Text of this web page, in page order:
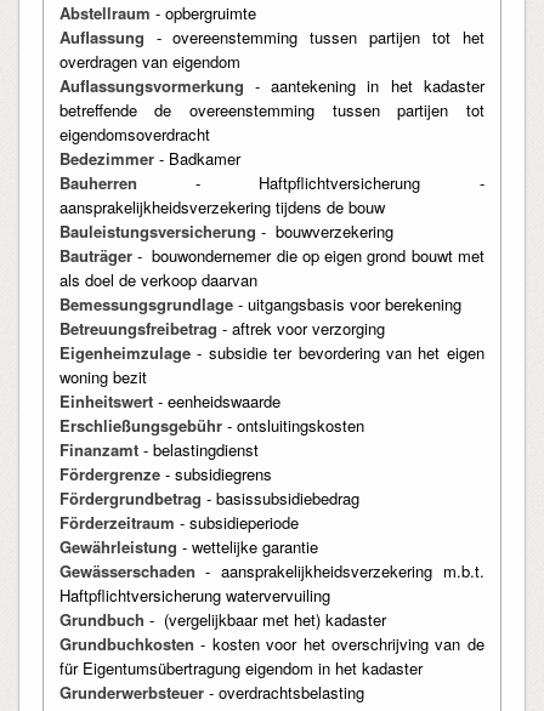
Abstellraum - opbergruimte
Auflassung - overeenstemming tussen partijen tot het
overdragen van eigendom
Auflassungsvormerkung - aantekening in het kadaster
betreffende de overeenstemming tussen partijen tot
eigendomsoverdracht
Bedezimmer- Badkamer
Bauherren - Haftpflichtversicherung -
aansprakelijkheidsverzekering tijdens de bouw
Bauleistungsversicherung - bouwverzekering
Bauträger- bouwondernemer die op eigen grond bouwt met
als doel de verkoop daarvan
Bemessungsgrundlage- uitgangsbasis voor berekening
Betreuungsfreibetrag - aftrek voor verzorging
Eigenheimzulage- subsidie ter bevordering van het eigen
woning bezit
Einheitswert- eenheidswaarde
Erschließungsgebühr- ontsluitingskosten
Finanzamt- belastingdienst
Fördergrenze- subsidiegrens
Fördergrundbetrag - basissubsidiebedrag
Förderzeitraum - subsidieperiode
Gewährleistung - wettelijke garantie
Gewässerschaden - aansprakelijkheidsverzekering m.b.t.
Haftpflichtversicherung watervervuiling
Grundbuch - (vergelijkbaar met het) kadaster
Grundbuchkosten - kosten voor het overschrijving van de
für Eigentumsübertragung eigendom in het kadaster
Grunderwerbsteuer- overdrachtsbelasting